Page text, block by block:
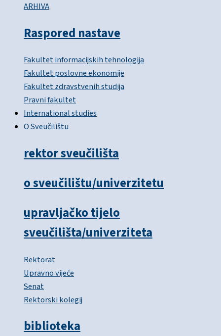
ARHIVA
Raspored nastave
Fakultet informacijskih tehnologija
Fakultet poslovne ekonomije
Fakultet zdravstvenih studija
Pravni fakultet
International studies
O Sveučilištu
rektor sveučilišta
o sveučilištu/univerzitetu
upravljačko tijelo
sveučilišta/univerziteta
Rektorat
Upravno vijeće
Senat
Rektorski kolegij
biblioteka